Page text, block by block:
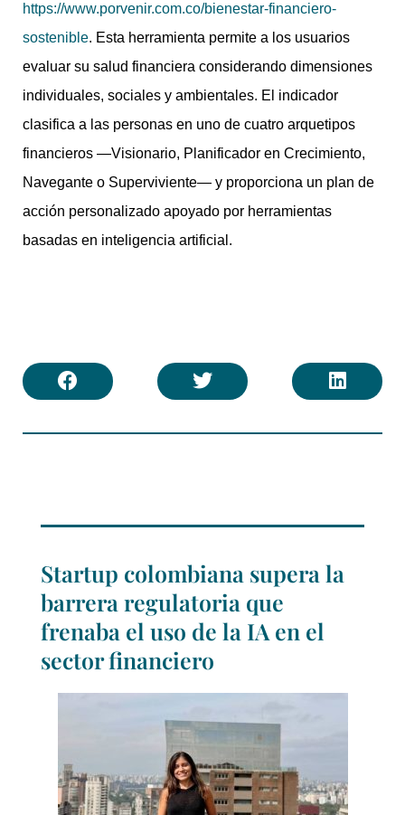
https://www.porvenir.com.co/bienestar-financiero-
sostenible. Esta herramienta permite a los usuarios
evaluar su salud financiera considerando dimensiones
individuales, sociales y ambientales. El indicador
clasifica a las personas en uno de cuatro arquetipos
financieros —Visionario, Planificador en Crecimiento,
Navegante o Superviviente— y proporciona un plan de
acción personalizado apoyado por herramientas
basadas en inteligencia artificial.
Startup colombiana supera la
barrera regulatoria que
frenaba el uso de la IA en el
sector financiero